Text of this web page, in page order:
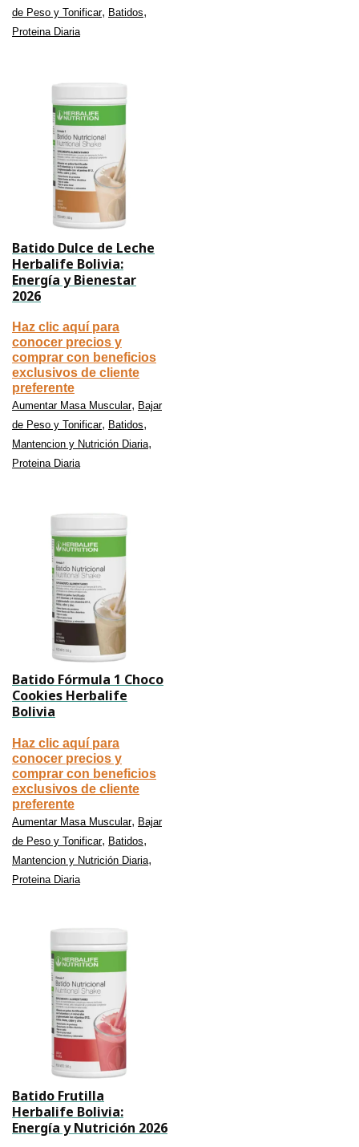
de Peso y Tonificar, Batidos,
Proteina Diaria
Batido Dulce de Leche
Herbalife Bolivia:
Energía y Bienestar
2026
Haz clic aquí para
conocer precios y
comprar con beneficios
exclusivos de cliente
preferente
Aumentar Masa Muscular, Bajar
de Peso y Tonificar, Batidos,
Mantencion y Nutrición Diaria,
Proteina Diaria
Batido Fórmula 1 Choco
Cookies Herbalife
Bolivia
Haz clic aquí para
conocer precios y
comprar con beneficios
exclusivos de cliente
preferente
Aumentar Masa Muscular, Bajar
de Peso y Tonificar, Batidos,
Mantencion y Nutrición Diaria,
Proteina Diaria
Batido Frutilla
Herbalife Bolivia:
Energía y Nutrición 2026